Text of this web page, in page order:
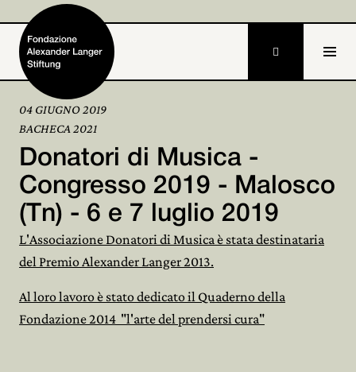
Home
Fondazione
Attività e progetti
Alexander Langer 
Partecipa

04 GIUGNO 2019
BACHECA 2021
Donatori di Musica -
Congresso 2019 - Malosco
(Tn) - 6 e 7 luglio 2019
L'Associazione Donatori di Musica è stata destinataria
del Premio Alexander Langer 2013.
Al loro lavoro è stato dedicato il Quaderno della
Fondazione 2014 "l'arte del prendersi cura"